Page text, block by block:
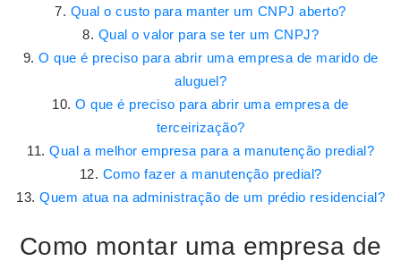
Qual o custo para manter um CNPJ aberto?
Qual o valor para se ter um CNPJ?
O que é preciso para abrir uma empresa de marido de
aluguel?
O que é preciso para abrir uma empresa de
terceirização?
Qual a melhor empresa para a manutenção predial?
Como fazer a manutenção predial?
Quem atua na administração de um prédio residencial?
Como montar uma empresa de